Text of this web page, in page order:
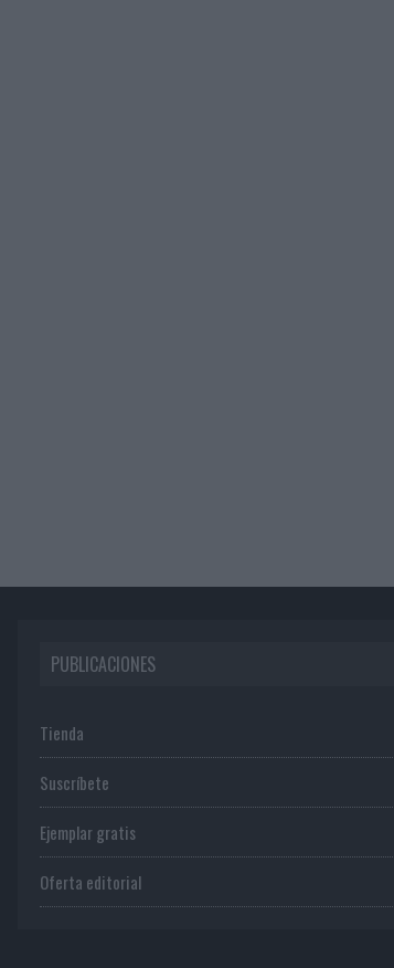
PUBLICACIONES
Tienda
Suscríbete
Ejemplar gratis
Oferta editorial